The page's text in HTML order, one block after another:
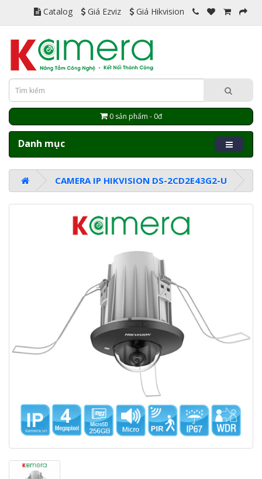
Catalog Giá Ezviz Giá Hikvision
0 sản phẩm - 0đ
Danh mục
CAMERA IP HIKVISION DS-2CD2E43G2-U